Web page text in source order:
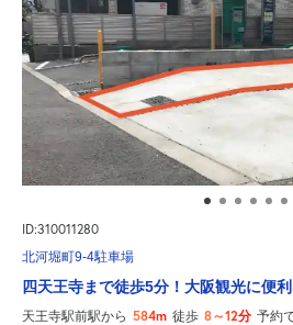
ID:310011280
北河堀町9-4駐車場
四天王寺まで徒歩5分！大阪観光に便
天王寺駅前駅から 584m 徒歩 8～12分 予約